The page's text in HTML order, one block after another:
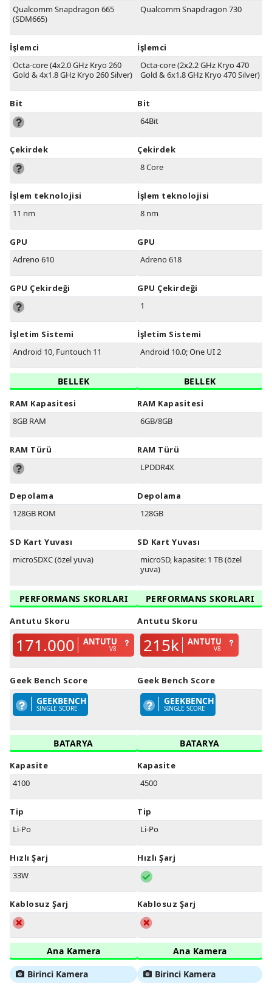
Qualcomm Snapdragon 665
(SDM665)
İşlemci
Octa-core (4x2.0 GHz Kryo 260
Gold & 4x1.8 GHz Kryo 260 Silver)
Bit
Çekirdek
İşlem teknolojisi
11 nm
GPU
Adreno 610
GPU Çekirdeği
İşletim Sistemi
Android 10, Funtouch 11
BELLEK
RAM Kapasitesi
8GB RAM
RAM Türü
Depolama
128GB ROM
SD Kart Yuvası
microSDXC (özel yuva)
PERFORMANS SKORLARI
Antutu Skoru
171.000 ANTUTU
V8
Geek Bench Score
GEEKBENCH
SINGLE SCORE
BATARYA
Kapasite
4100
Tip
Li-Po
Hızlı Şarj
33W
Kablosuz Şarj
Ana Kamera
Birinci Kamera
Qualcomm Snapdragon 730
İşlemci
Octa-core (2x2.2 GHz Kryo 470
Gold & 6x1.8 GHz Kryo 470 Silver)
Bit
64Bit
Çekirdek
8 Core
İşlem teknolojisi
8 nm
GPU
Adreno 618
GPU Çekirdeği
1
İşletim Sistemi
Android 10.0; One UI 2
BELLEK
RAM Kapasitesi
6GB/8GB
RAM Türü
LPDDR4X
Depolama
128GB
SD Kart Yuvası
microSD, kapasite: 1 TB (özel
yuva)
PERFORMANS SKORLARI
Antutu Skoru
215k ANTUTU
V8
Geek Bench Score
GEEKBENCH
SINGLE SCORE
BATARYA
Kapasite
4500
Tip
Li-Po
Hızlı Şarj
Kablosuz Şarj
Ana Kamera
Birinci Kamera